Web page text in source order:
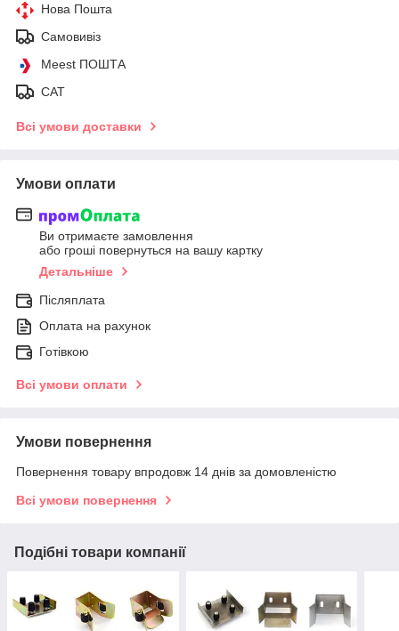
Нова Пошта
Самовивіз
Meest ПОШТА
САТ
Всі умови доставки
Умови оплати
Ви отримаєте замовлення
або гроші повернуться на вашу картку
Детальніше
Післяплата
Оплата на рахунок
Готівкою
Всі умови оплати
Умови повернення
Повернення товару впродовж 14 днів за домовленістю
Всі умови повернення
Подібні товари компанії